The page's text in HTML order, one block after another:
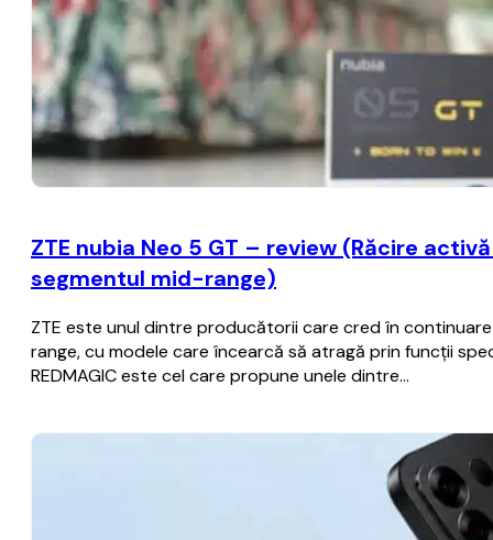
ZTE nubia Neo 5 GT – review (Răcire
segmentul mid-range)
ZTE este unul dintre producătorii care cred în
range, cu modele care încearcă să atragă prin funcții
REDMAGIC este cel care propune unele dintre…